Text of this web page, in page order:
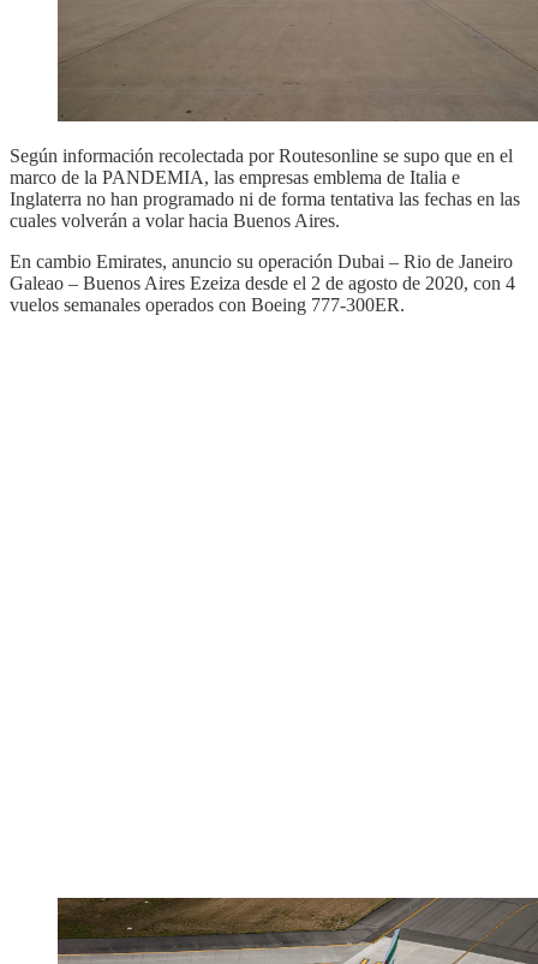
Según información recolectada por Routesonline se supo que en el
marco de la PANDEMIA, las empresas emblema de Italia e
Inglaterra no han programado ni de forma tentativa las fechas en las
cuales volverán a volar hacia Buenos Aires.
En cambio Emirates, anuncio su operación Dubai – Rio de Janeiro
Galeao – Buenos Aires Ezeiza desde el 2 de agosto de 2020, con 4
vuelos semanales operados con Boeing 777-300ER.